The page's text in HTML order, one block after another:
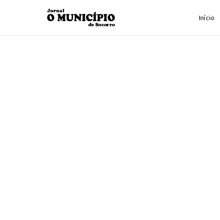
Início